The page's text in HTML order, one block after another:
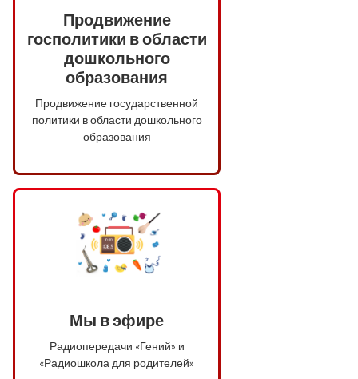
Продвижение
госполитики в области
дошкольного
образования
Продвижение государственной
политики в области дошкольного
образования
Мы в эфире
Радиопередачи «Гений» и
«Радиошкола для родителей»